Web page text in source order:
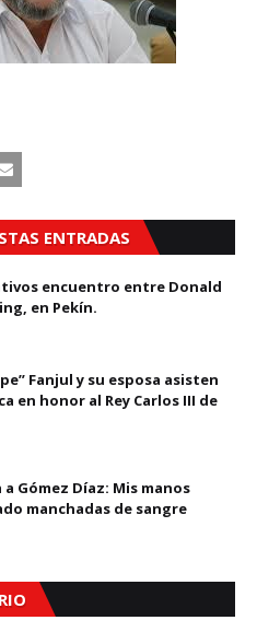
ENTRADAS
encuentro entre Donald
en Pekín.
Fanjul y su esposa asisten
en honor al Rey Carlos III de
Gómez Díaz: Mis manos
manchadas de sangre